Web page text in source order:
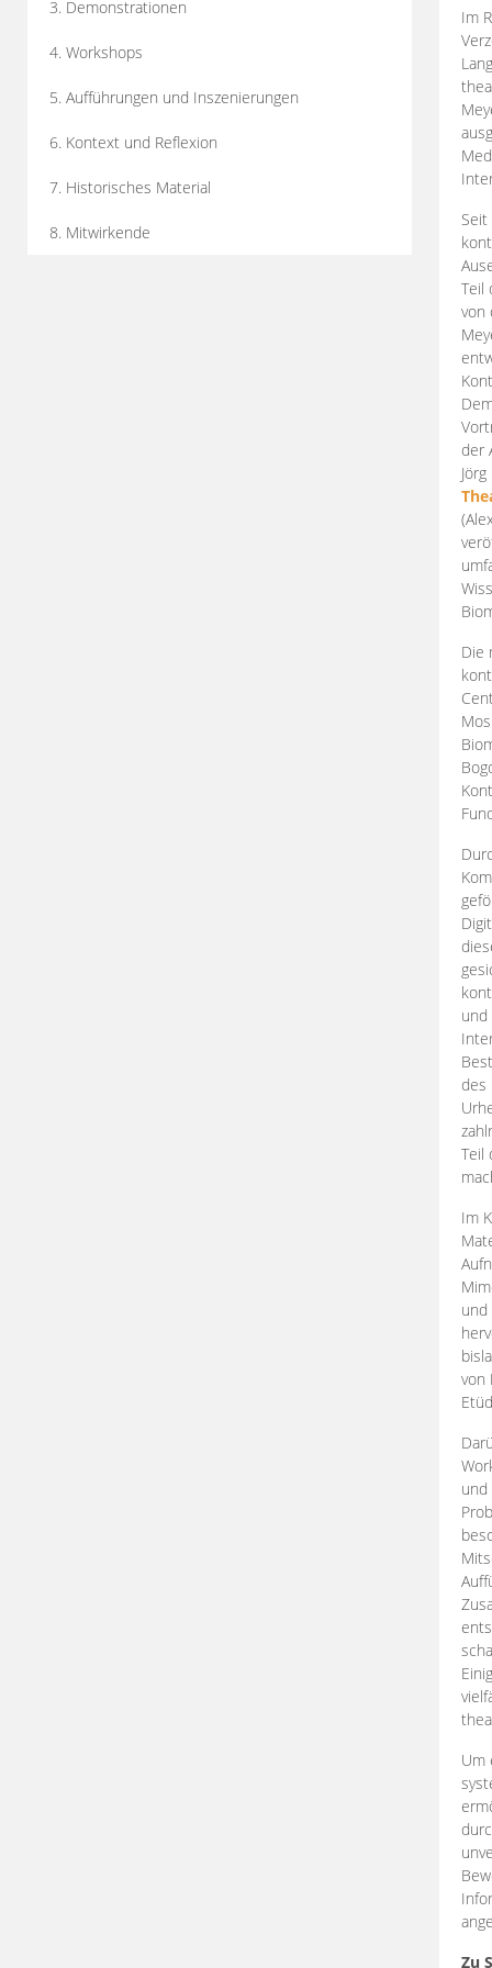
3. Demonstrationen
4. Workshops
5. Aufführungen und Inszenierungen
6. Kontext und Reflexion
7. Historisches Material
8. Mitwirkende
Im
Teil
von
der
Die
des
Teil
Im
und
von
und
Um
Zu